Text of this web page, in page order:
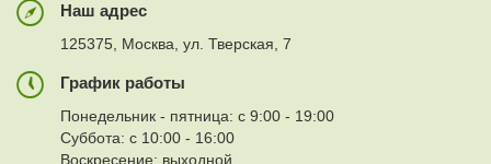
Наш адрес
125375, Москва, ул. Тверская, 7
График работы
Понедельник - пятница: с 9:00 - 19:00
Суббота: с 10:00 - 16:00
Воскресение: выходной